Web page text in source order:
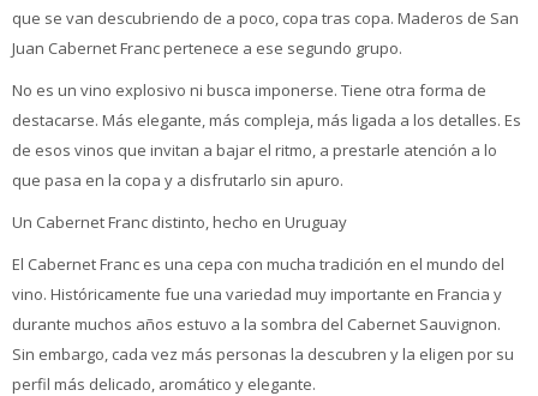
que se van descubriendo de a poco, copa tras copa. Maderos de San
Juan Cabernet Franc pertenece a ese segundo grupo.
No es un vino explosivo ni busca imponerse. Tiene otra forma de
destacarse. Más elegante, más compleja, más ligada a los detalles. Es
de esos vinos que invitan a bajar el ritmo, a prestarle atención a lo
que pasa en la copa y a disfrutarlo sin apuro.
Un Cabernet Franc distinto, hecho en Uruguay
El Cabernet Franc es una cepa con mucha tradición en el mundo del
vino. Históricamente fue una variedad muy importante en Francia y
durante muchos años estuvo a la sombra del Cabernet Sauvignon.
Sin embargo, cada vez más personas la descubren y la eligen por su
perfil más delicado, aromático y elegante.